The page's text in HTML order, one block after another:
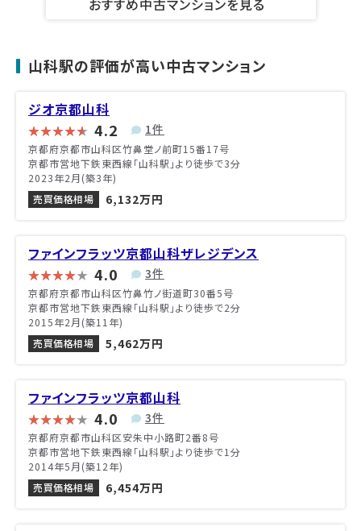
おすすめ中古マンションを見る
山科駅の評価が高い中古マンション
ジオ京都山科
4.2 1件
京都府京都市山科区竹鼻堂ノ前町15番17号
京都市営地下鉄東西線「山科駅」より徒歩で3分
2023年2月(築3年)
売買価格相場
6,132万円
ファインフラッツ京都山科ザレジデンス
4.0 3件
京都府京都市山科区竹鼻竹ノ街道町30番5号
京都市営地下鉄東西線「山科駅」より徒歩で2分
2015年2月(築11年)
売買価格相場
5,462万円
ファインフラッツ京都山科
4.0 3件
京都府京都市山科区安朱中小路町2番8号
京都市営地下鉄東西線「山科駅」より徒歩で1分
2014年5月(築12年)
売買価格相場
6,454万円